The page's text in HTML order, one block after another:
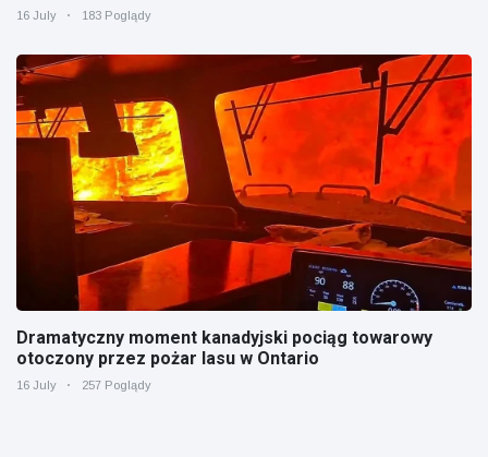
16 July 183 Poglądy
Dramatyczny moment kanadyjski pociąg towarowy
otoczony przez pożar lasu w Ontario
16 July 257 Poglądy